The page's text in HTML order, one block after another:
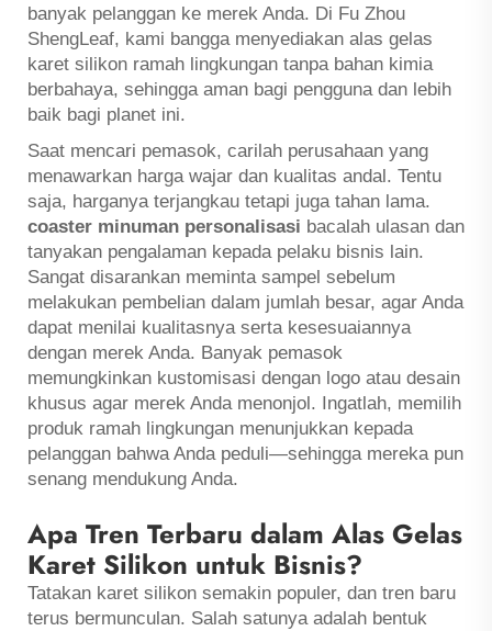
banyak pelanggan ke merek Anda. Di Fu Zhou
ShengLeaf, kami bangga menyediakan alas gelas
karet silikon ramah lingkungan tanpa bahan kimia
berbahaya, sehingga aman bagi pengguna dan lebih
baik bagi planet ini.
Saat mencari pemasok, carilah perusahaan yang
menawarkan harga wajar dan kualitas andal. Tentu
saja, harganya terjangkau tetapi juga tahan lama.
coaster minuman personalisasi bacalah ulasan dan
tanyakan pengalaman kepada pelaku bisnis lain.
Sangat disarankan meminta sampel sebelum
melakukan pembelian dalam jumlah besar, agar Anda
dapat menilai kualitasnya serta kesesuaiannya
dengan merek Anda. Banyak pemasok
memungkinkan kustomisasi dengan logo atau desain
khusus agar merek Anda menonjol. Ingatlah, memilih
produk ramah lingkungan menunjukkan kepada
pelanggan bahwa Anda peduli—sehingga mereka pun
senang mendukung Anda.
Apa Tren Terbaru dalam Alas Gelas
Karet Silikon untuk Bisnis?
Tatakan karet silikon semakin populer, dan tren baru
terus bermunculan. Salah satunya adalah bentuk